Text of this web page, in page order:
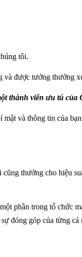
tôi.
và được tưởng thưởng
thành viên ưu tú của
và thông tin của
thưởng cho hiệu
phần trong tổ chức
đóng góp của từng